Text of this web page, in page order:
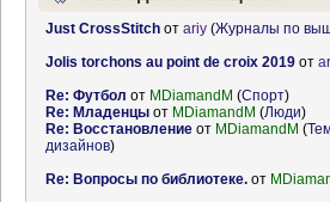
Just CrossStitchот ariy(Журналы по
Jolis torchons au point de croix 2019от
Re: Футбол от MDiamandM (Спорт)
Re: Младенцыот MDiamandM (Люди)
Re: Восстановлениеот MDiamandM (
дизайнов)
Re: Вопросы по библиотеке.от